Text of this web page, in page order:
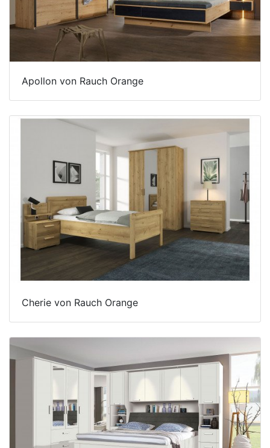
Apollon von Rauch Orange
Cherie von Rauch Orange
Standspiegel
Schlafzimmerregale